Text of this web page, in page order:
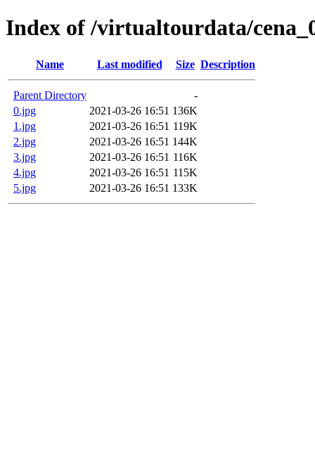
Index of /virtualtourdata/
Name Last modified Size Description
Parent Directory
-
0.jpg
2021-03-26 16:51 136K
1.jpg
2021-03-26 16:51 119K
2.jpg
2021-03-26 16:51 144K
3.jpg
2021-03-26 16:51 116K
4.jpg
2021-03-26 16:51 115K
5.jpg
2021-03-26 16:51 133K